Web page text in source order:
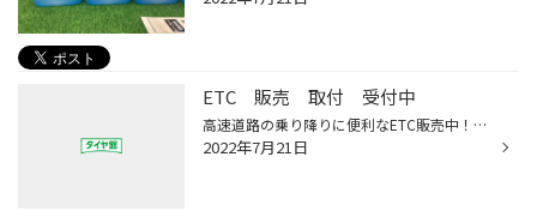
ETC 販売 取付 受付中
高速道路の乗り降りに便利なETC販売中！！ 2007年以前のETCは2022年12月1日以降使えなくなってしまいますし 2030年近辺にはセキュリティ強化のため使えなくなってしまう機種も多いです！ タイヤ館郡山北では無料でETCの点検を行います さらにタイヤ館郡山北ならETCセットアップや 車への取り付けも...
2022年7月21日